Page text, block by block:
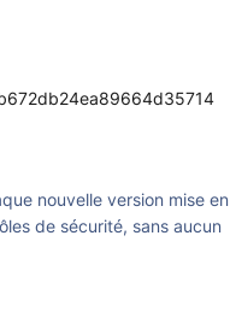
nouvelle version mise en
de sécurité, sans aucun